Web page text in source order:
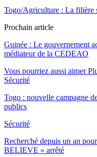
Togo/Agriculture : La filière
Prochain article
Guinée : Le gouvernement
médiateur de la CEDEAO
Vous pourriez aussi aimer
Sécurité
Togo : nouvelle campagne
publics
Sécurité
Recherché depuis un an
BELIEVE » arrêté